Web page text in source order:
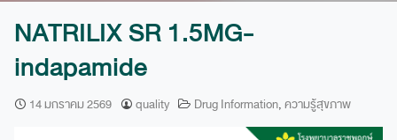
โทรศัพท์
NATRILIX SR 1.5MG-
indapamide
14 มกราคม 2569 quality Drug Information,ความรู้สุขภาพ